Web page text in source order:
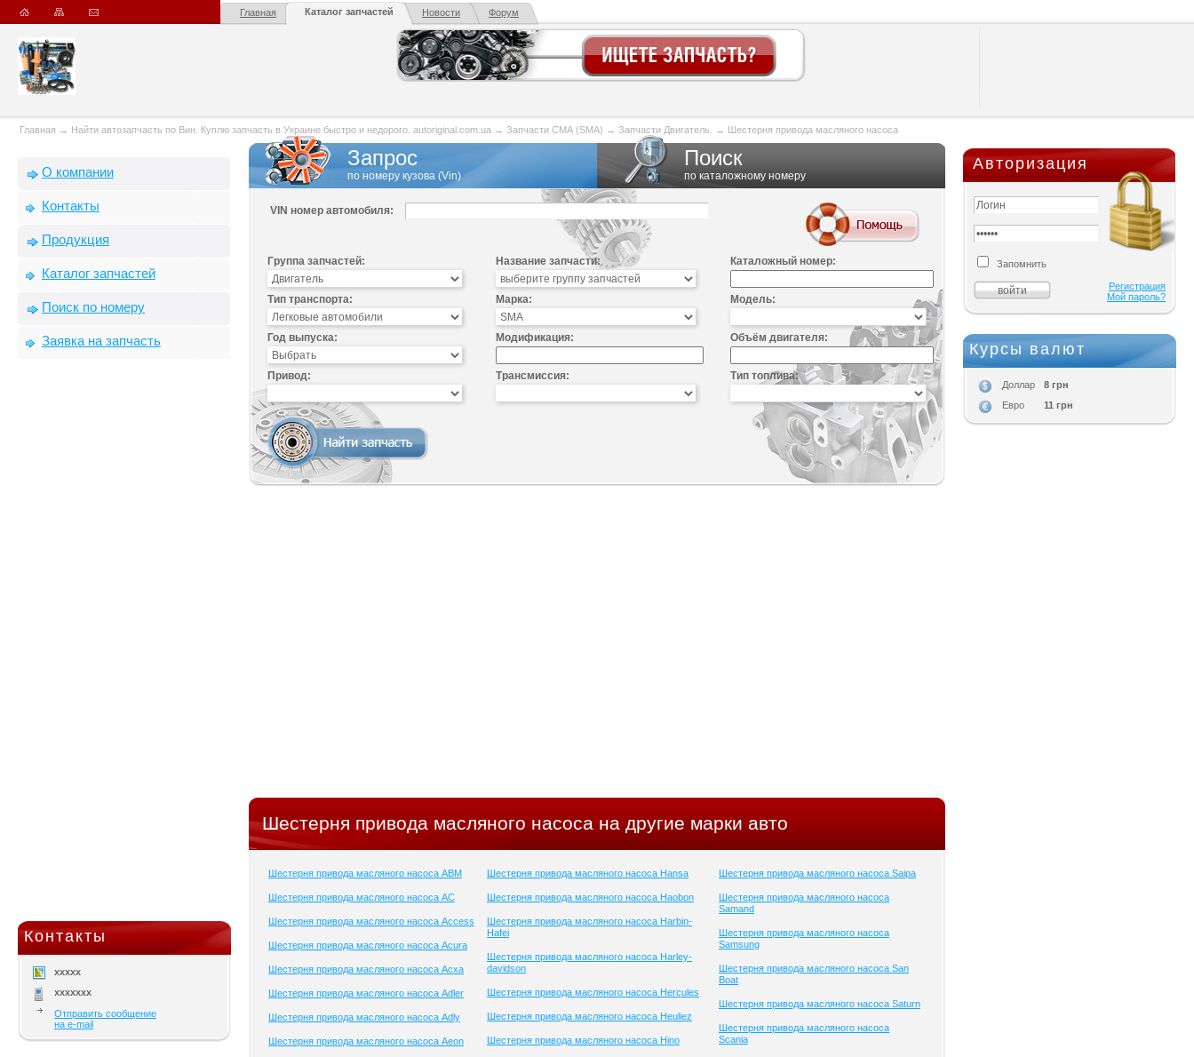
Главная Каталог запчастей Новости Форум
Главная → Найти автозапчасть по Вин. Куплю запчасть в Украине быстро и недорого. autoriginal.com.ua → Запчасти СМА (SMA) → Запчасти Двигатель. → Шестерня привода масляного насоса
О компании
Контакты
Продукция
Каталог запчастей
Поиск по номеру
Заявка на запчасть
Контакты
xxxxx
xxxxxxx
Отправить сообщение
на e-mail
Запрос
по номеру кузова (Vin)
Поиск
по каталожному номеру
VIN номер автомобиля:
Группа запчастей: Название запчасти: Каталожный номер:
Тип транспорта: Марка: Модель:
Год выпуска: Модификация: Объём двигателя:
Привод: Трансмиссия: Тип топлива:
Шестерня привода масляного насоса на другие марки авто
Шестерня привода масляного насоса ABM
Шестерня привода масляного насоса AC
Шестерня привода масляного насоса Access
Шестерня привода масляного насоса Acura
Шестерня привода масляного насоса Acxa
Шестерня привода масляного насоса Adler
Шестерня привода масляного насоса Adly
Шестерня привода масляного насоса Aeon
Шестерня привода масляного насоса Hansa
Шестерня привода масляного насоса Haobon
Шестерня привода масляного насоса Harbin-
Hafei
Шестерня привода масляного насоса Harley-
davidson
Шестерня привода масляного насоса Hercules
Шестерня привода масляного насоса Heuliez
Шестерня привода масляного насоса Hino
Шестерня привода масляного насоса Saipa
Шестерня привода масляного насоса
Samand
Шестерня привода масляного насоса
Samsung
Шестерня привода масляного насоса San
Boat
Шестерня привода масляного насоса Saturn
Шестерня привода масляного насоса
Scania
Авторизация
Запомнить
Регистрация
Мой пароль?
Курсы валют
Доллар
8 грн
Евро
11 грн